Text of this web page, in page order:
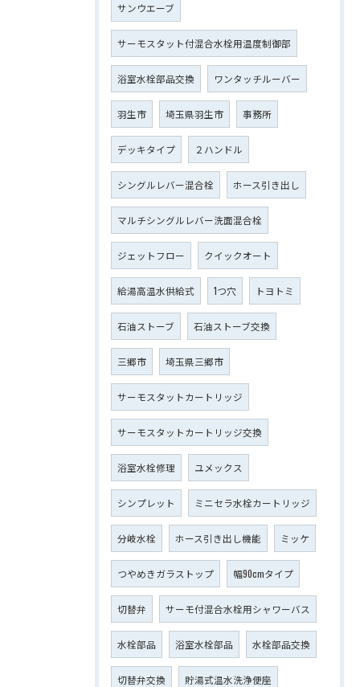
サンウエーブ
サーモスタット付混合水栓用温度制御部
浴室水栓部品交換 ワンタッチルーバー
羽生市 埼玉県羽生市 事務所
デッキタイプ ２ハンドル
シングルレバー混合栓 ホース引き出し
マルチシングルレバー洗面混合栓
ジェットフロー クイックオート
給湯高温水供給式 1つ穴 トヨトミ
石油ストーブ 石油ストーブ交換
三郷市 埼玉県三郷市
サーモスタットカートリッジ
サーモスタットカートリッジ交換
浴室水栓修理 ユメックス
シンプレット ミニセラ水栓カートリッジ
分岐水栓 ホース引き出し機能 ミッケ
つやめきガラストップ 幅90cmタイプ
切替弁 サーモ付混合水栓用シャワーバス
水栓部品 浴室水栓部品 水栓部品交換
切替弁交換 貯湯式温水洗浄便座